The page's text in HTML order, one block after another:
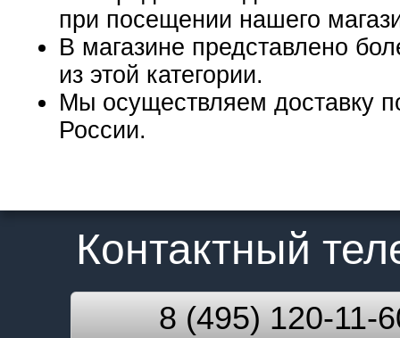
при посещении нашего
В магазине представлено
из этой категории.
Мы осуществляем доставку
России.
Контактный
8 (495) 120-11-